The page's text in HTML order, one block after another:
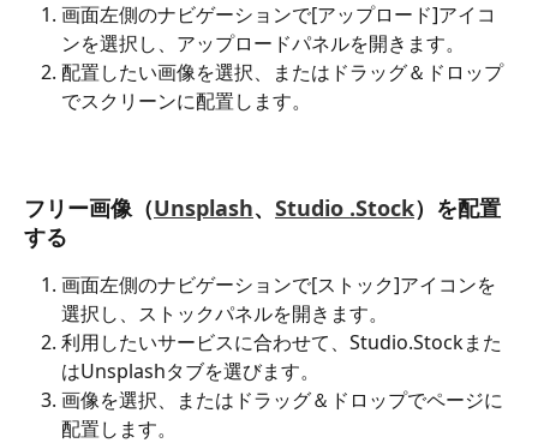
画面左側のナビゲーションで[アップロード]アイコ
ンを選択し、アップロードパネルを開きます。
配置したい画像を選択、またはドラッグ＆ドロップ
でスクリーンに配置します。
フリー画像（Unsplash、 Studio .Stock）を配置
する
画面左側のナビゲーションで[ストック]アイコンを
選択し、ストックパネルを開きます。
利用したいサービスに合わせて、Studio.Stockまた
はUnsplashタブを選びます。
画像を選択、またはドラッグ＆ドロップでページに
配置します。